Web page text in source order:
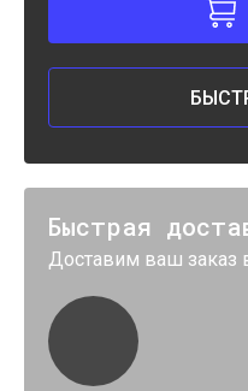
Быстрая
Доставим ваш заказ